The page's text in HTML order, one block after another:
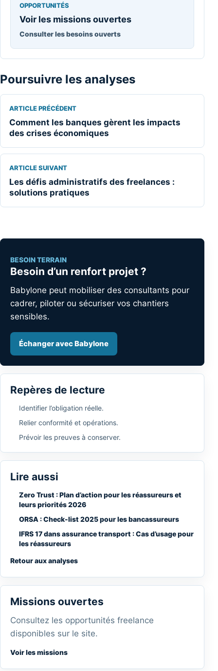
OPPORTUNITÉS
Voir les missions ouvertes
Consulter les besoins ouverts
Poursuivre les analyses
ARTICLE PRÉCÉDENT
Comment les banques gèrent les impacts
des crises économiques
ARTICLE SUIVANT
Les défis administratifs des freelances :
solutions pratiques
BESOIN TERRAIN
Besoin d’un renfort projet ?
Babylone peut mobiliser des consultants pour
cadrer, piloter ou sécuriser vos chantiers
sensibles.
Échanger avec Babylone
Repères de lecture
Identifier l’obligation réelle.
Relier conformité et opérations.
Prévoir les preuves à conserver.
Lire aussi
Zero Trust : Plan d’action pour les réassureurs et
leurs priorités 2026
ORSA : Check-list 2025 pour les bancassureurs
IFRS 17 dans assurance transport : Cas d’usage pour
les réassureurs
Retour aux analyses
Missions ouvertes
Consultez les opportunités freelance
disponibles sur le site.
Voir les missions